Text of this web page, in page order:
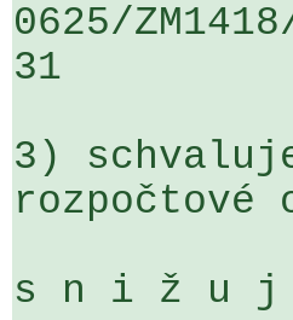
0625/
31
3)
rozpočtové
s n i ž u